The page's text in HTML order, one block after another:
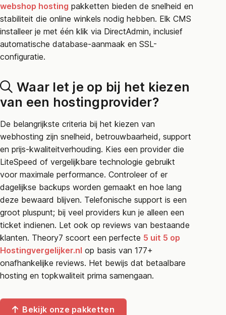
webshop hosting pakketten bieden de snelheid en
stabiliteit die online winkels nodig hebben. Elk CMS
installeer je met één klik via DirectAdmin, inclusief
automatische database-aanmaak en SSL-
configuratie.
Waar let je op bij het kiezen
van een hostingprovider?
De belangrijkste criteria bij het kiezen van
webhosting zijn snelheid, betrouwbaarheid, support
en prijs-kwaliteitverhouding. Kies een provider die
LiteSpeed of vergelijkbare technologie gebruikt
voor maximale performance. Controleer of er
dagelijkse backups worden gemaakt en hoe lang
deze bewaard blijven. Telefonische support is een
groot pluspunt; bij veel providers kun je alleen een
ticket indienen. Let ook op reviews van bestaande
klanten. Theory7 scoort een perfecte 5 uit 5 op
Hostingvergelijker.nl op basis van 177+
onafhankelijke reviews. Het bewijs dat betaalbare
hosting en topkwaliteit prima samengaan.
Bekijk onze pakketten